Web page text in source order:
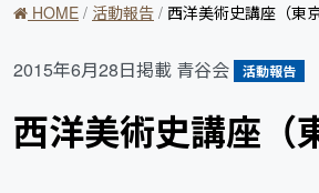
HOME / 活動報告 / 西洋美術史講座（東
2015年6月28日掲載 青谷会 活動報告
西洋美術史講座（